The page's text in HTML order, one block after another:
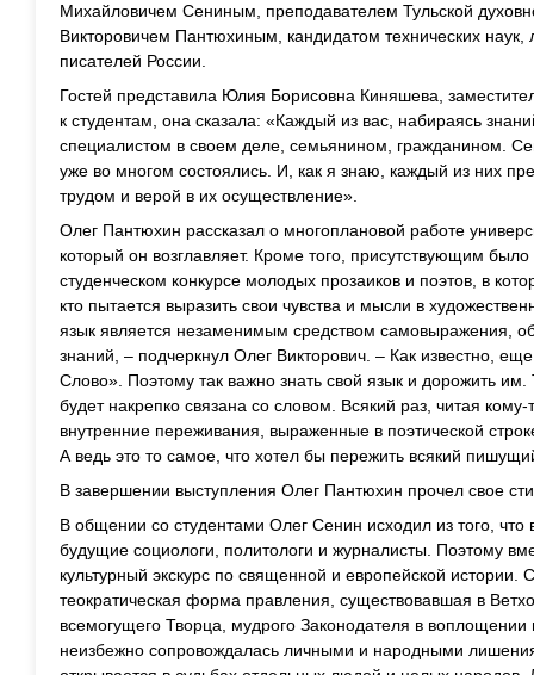
Михайловичем Сениным, преподавателем Тульской
Викторовичем Пантюхиным, кандидатом технических
писателей России.
Гостей представила Юлия Борисовна Киняшева,
к студентам, она сказала: «Каждый из вас, набираясь
специалистом в своем деле, семьянином, гражданином.
уже во многом состоялись. И, как я знаю, каждый из них
трудом и верой в их осуществление».
Олег Пантюхин рассказал о многоплановой работе
который он возглавляет. Кроме того, присутствующим
студенческом конкурсе молодых прозаиков и поэтов, в
кто пытается выразить свои чувства и мысли в
язык является незаменимым средством самовыражения,
знаний, – подчеркнул Олег Викторович. – Как известно,
Слово». Поэтому так важно знать свой язык и дорожить
будет накрепко связана со словом. Всякий раз, читая
внутренние переживания, выраженные в поэтической
А ведь это то самое, что хотел бы пережить всякий
В завершении выступления Олег Пантюхин прочел свое
В общении со студентами Олег Сенин исходил из того, что
будущие социологи, политологи и журналисты. Поэтому
культурный экскурс по священной и европейской истории.
теократическая форма правления, существовавшая в
всемогущего Творца, мудрого Законодателя в воплощении
неизбежно сопровождалась личными и народными